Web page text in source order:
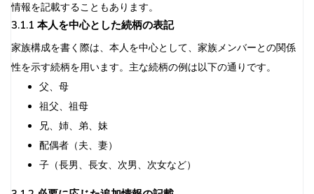
情報を記載することもあります。
3.1.1 本人を中心とした続柄の表記
家族構成を書く際は、本人を中心として、家族メンバーとの関係
性を示す続柄を用います。主な続柄の例は以下の通りです。
父、母
祖父、祖母
兄、姉、弟、妹
配偶者（夫、妻）
子（長男、長女、次男、次女など）